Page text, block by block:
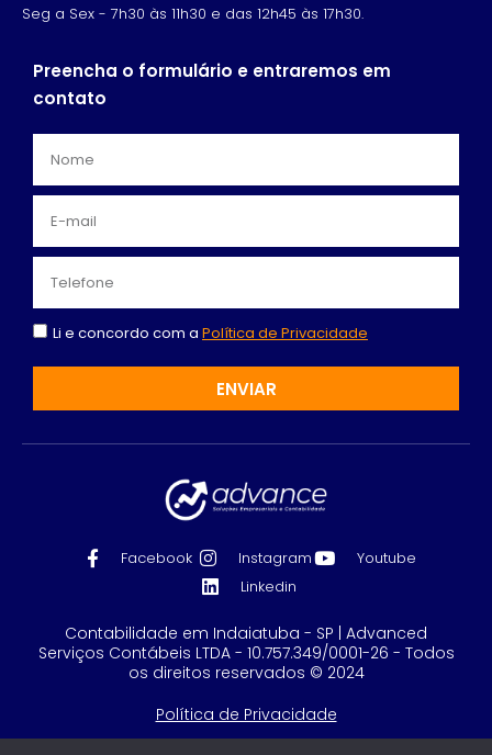
Seg a Sex - 7h30 às 11h30 e das 12h45 às 17h30.
Preencha o formulário e entraremos em
contato
Li e concordo com a Política de Privacidade
ENVIAR
Facebook Instagram
Youtube
Linkedin
Contabilidade em Indaiatuba - SP | Advanced
Serviços Contábeis LTDA - 10.757.349/0001-26 - Todos
os direitos reservados © 2024
Política de Privacidade